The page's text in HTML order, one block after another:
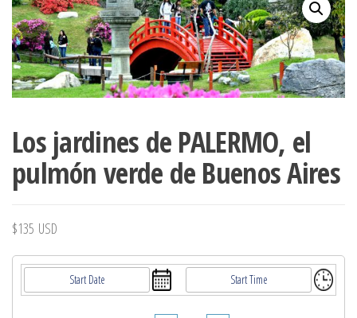
Los jardines de PALERMO, el
pulmón verde de Buenos Aires
$135 USD